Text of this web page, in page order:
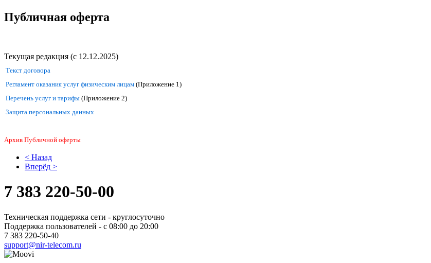
Публичная оферта
Текущая редакция (с 12.12.2025)
Текст договора
Регламент оказания услуг физическим лицам (Приложение 1)
Перечень услуг и тарифы (Приложение 2)
Защита персональных данных
Архив Публичной оферты
< Назад
Вперёд >
7 383 220-50-00
Техническая поддержка сети - круглосуточно
Поддержка пользователей - с 08:00 до 20:00
7 383 220-50-40
support@nir-telecom.ru